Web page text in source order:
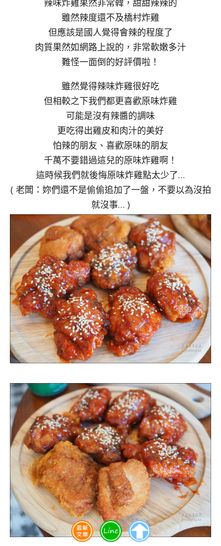
辣味炸雞果然非常韓，甜甜辣辣的
雖然辣度還不及橋村炸雞
但應該是國人覺得會辣的程度了
肉質果然如網路上說的，非常軟嫩多汁
難怪一面倒的好評價啦！
雖然覺得辣味炸雞很好吃
但相較之下我們都更喜歡原味炸雞
可能是沒有辣醬的調味
更吃得出雞皮和肉汁的美好
怕辣的朋友、喜歡原味的朋友
千萬不要錯過這兒的原味炸雞啊！
這時候我們就後悔原味炸雞點太少了…
( 老闆：妳們還不是偷偷追加了一盤，不要以為沒拍
就沒事… )